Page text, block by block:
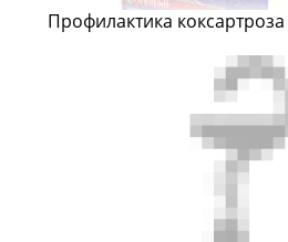
Профилактика коксартроза